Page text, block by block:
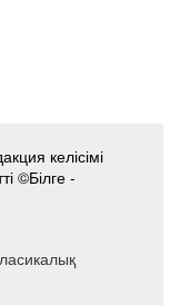
келісімі
©Білге -